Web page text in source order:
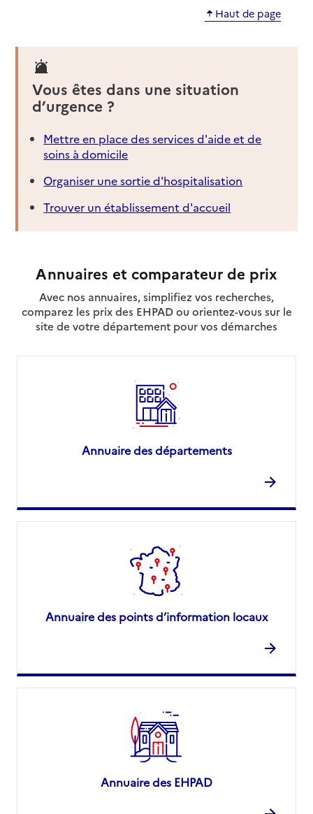
Haut de page
Vous êtes dans une situation
d’urgence ?
Mettre en place des services d'aide et de
soins à domicile
Organiser une sortie d'hospitalisation
Trouver un établissement d'accueil
Annuaires et comparateur de prix
Avec nos annuaires, simplifiez vos recherches,
comparez les prix des EHPAD ou orientez-vous sur le
site de votre département pour vos démarches
Annuaire des départements
Annuaire des points d’information locaux
Annuaire des EHPAD